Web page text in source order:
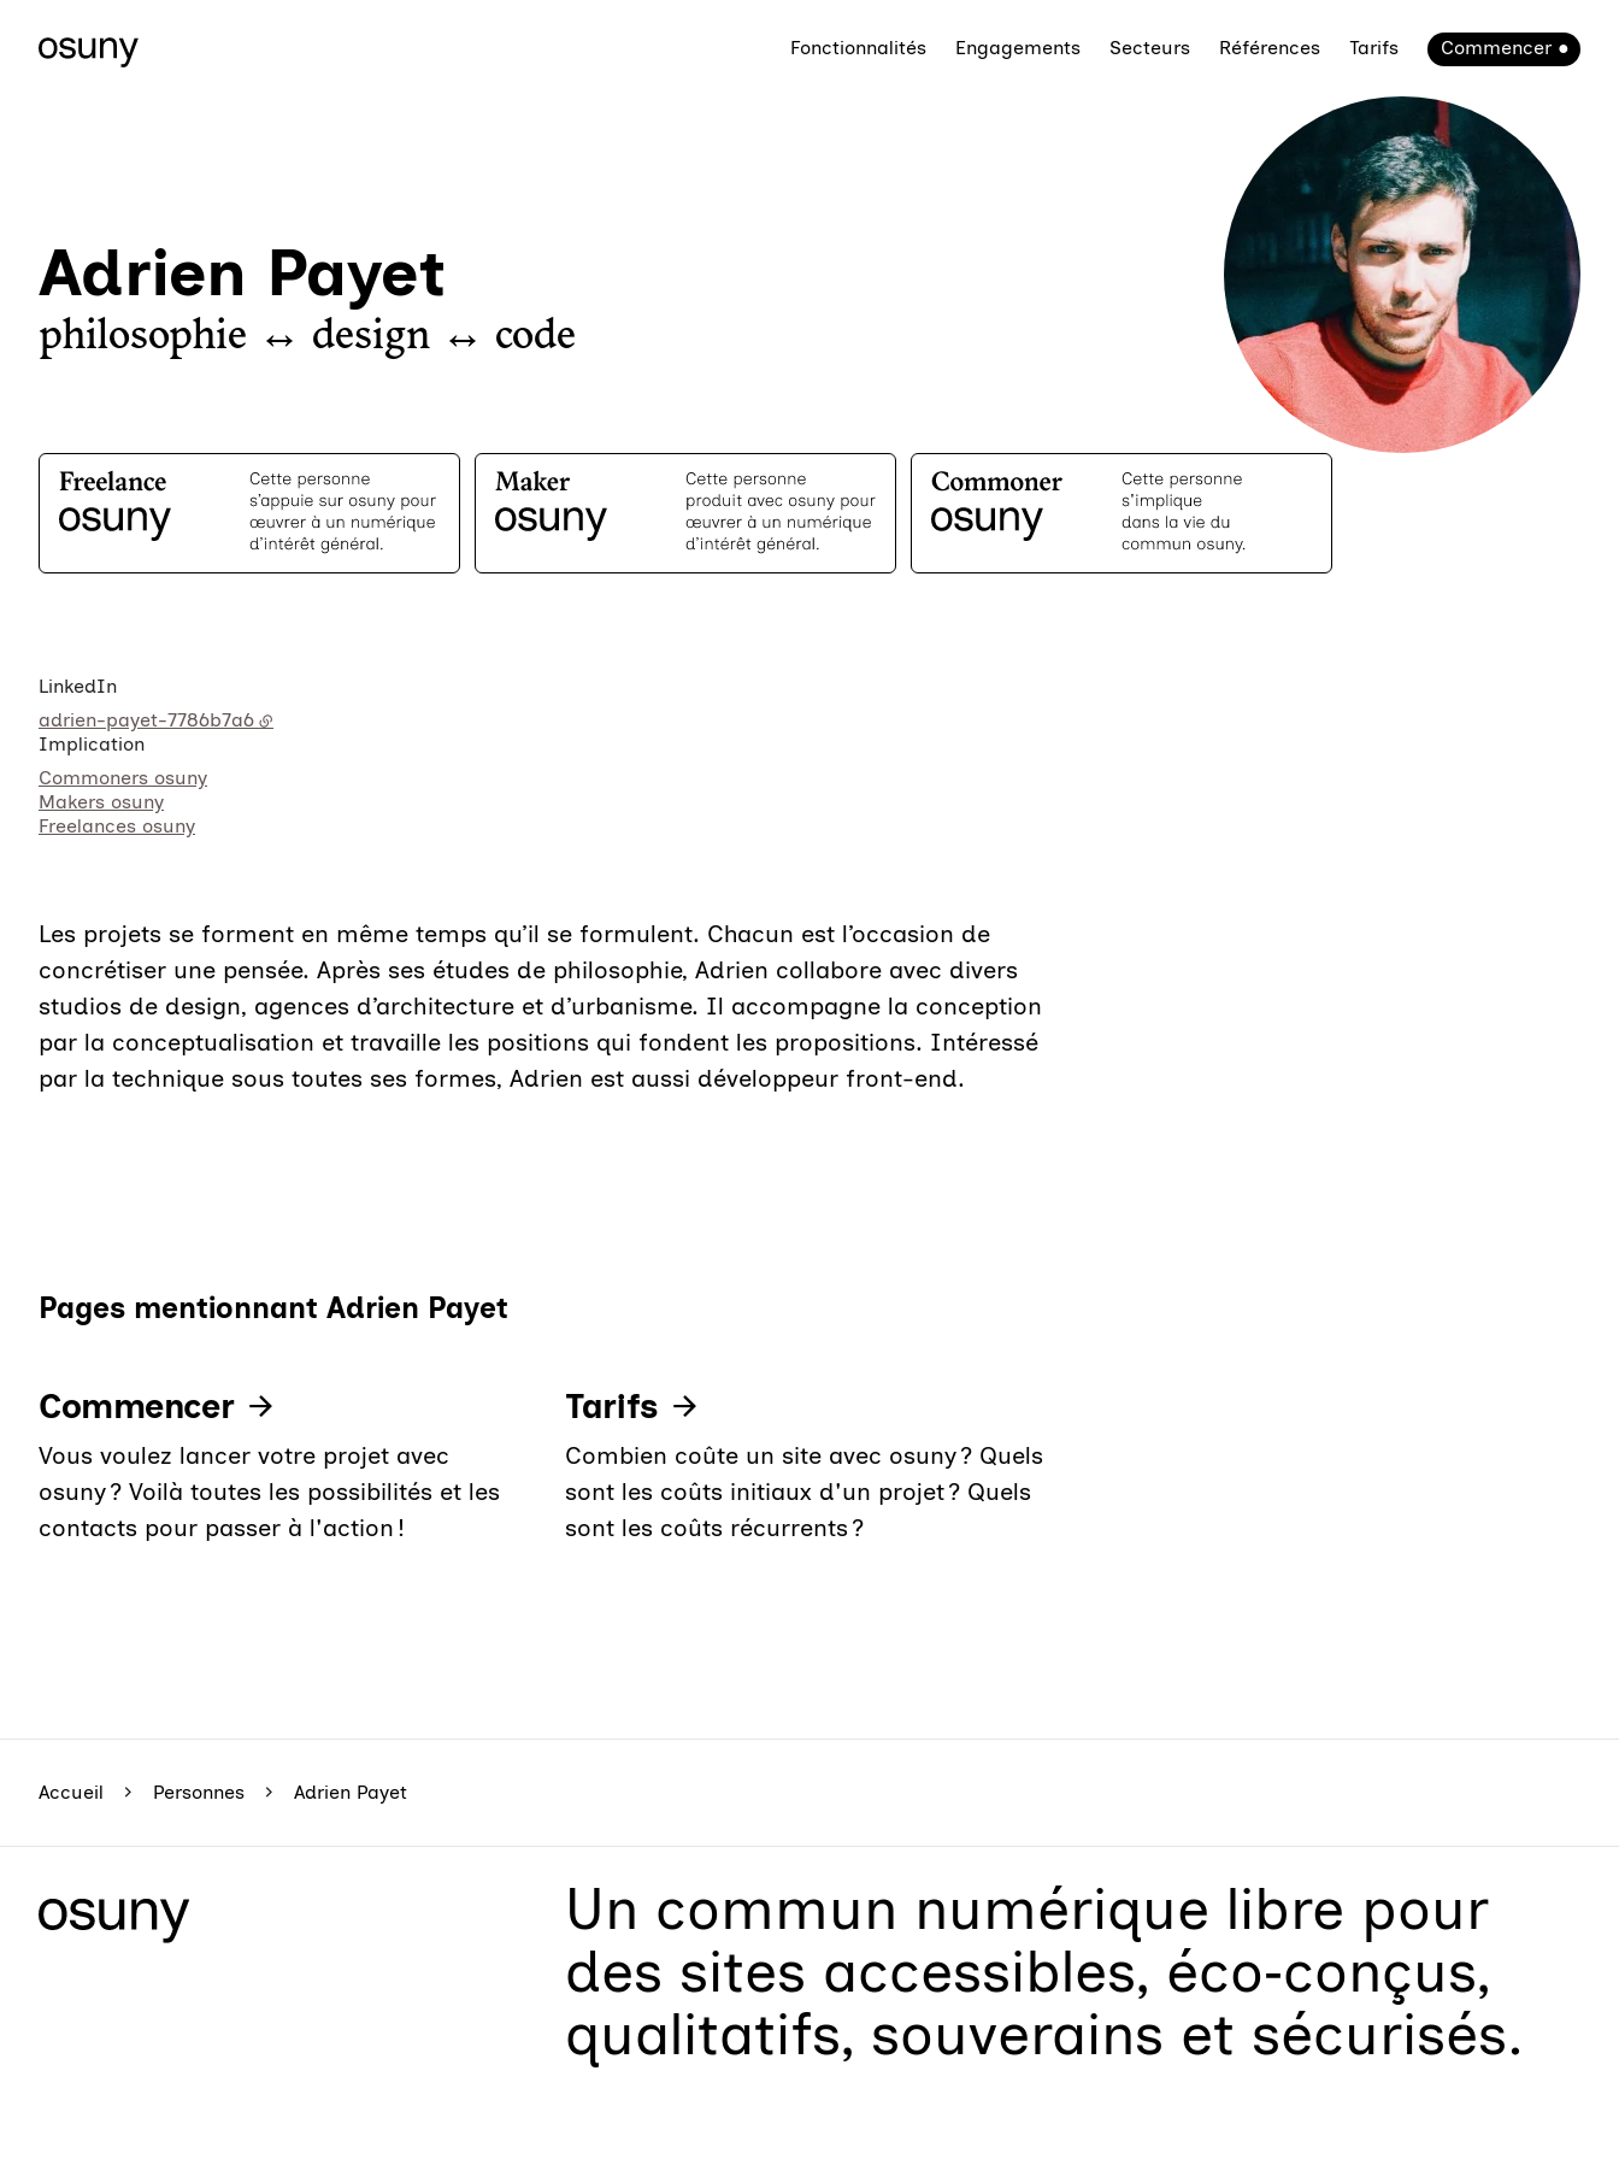
Fonctionnalités Engagements Secteurs Références Tarifs Commencer
Adrien Payet
philosophie ↔ design ↔ code
Implication
Commoners osuny
Makers osuny
Freelances osuny
LinkedIn
adrien-payet-7786b7a6
Les projets se forment en même temps qu’il se formulent. Chacun est l’occasion de
concrétiser une pensée. Après ses études de philosophie, Adrien collabore avec divers
studios de design, agences d’architecture et d’urbanisme. Il accompagne la conception
par la conceptualisation et travaille les positions qui fondent les propositions. Intéressé
par la technique sous toutes ses formes, Adrien est aussi développeur front-end.
Pages mentionnant Adrien Payet
Commencer
Vous voulez lancer votre projet avec
osuny ? Voilà toutes les possibilités et les
contacts pour passer à l'action !
Tarifs
Combien coûte un site avec osuny ? Quels
sont les coûts initiaux d'un projet ? Quels
sont les coûts récurrents ?
Accueil Personnes Adrien Payet
Un commun numérique libre pour
des sites accessibles, éco‑conçus,
qualitatifs, souverains et sécurisés.